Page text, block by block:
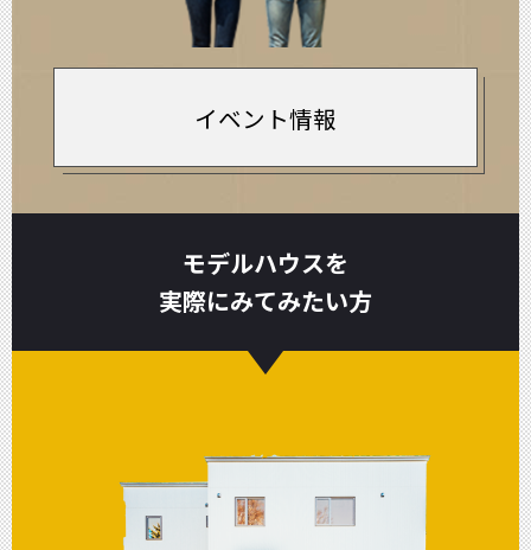
イベント情報
モデルハウスを
実際にみてみたい方